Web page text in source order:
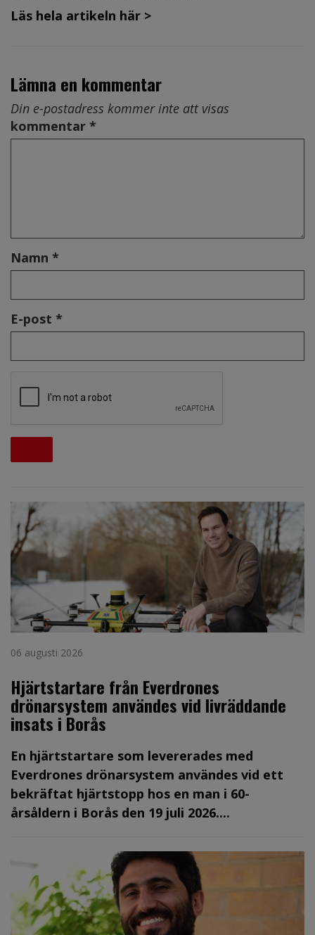
Läs hela artikeln här >
Lämna en kommentar
Din e-postadress kommer inte att visas
kommentar *
Namn *
E-post *
06 augusti 2026
Hjärtstartare från Everdrones
drönarsystem användes vid livräddande
insats i Borås
En hjärtstartare som levererades med
Everdrones drönarsystem användes vid ett
bekräftat hjärtstopp hos en man i 60-
årsåldern i Borås den 19 juli 2026....